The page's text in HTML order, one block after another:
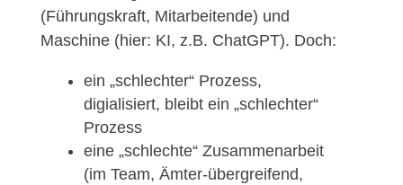
(Führungskraft, Mitarbeitende) und
Maschine (hier: KI, z.B. ChatGPT). Doch:
ein „schlechter“ Prozess,
digialisiert, bleibt ein „schlechter“
Prozess
eine „schlechte“ Zusammenarbeit
(im Team, Ämter-übergreifend,